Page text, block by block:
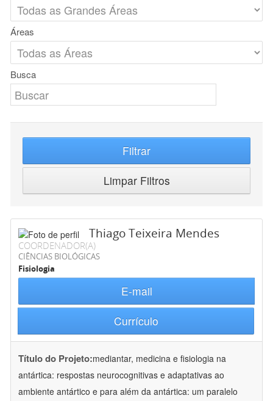
Áreas
Busca
Filtrar
Limpar Filtros
Thiago Teixeira Mendes
COORDENADOR(A)
CIÊNCIAS BIOLÓGICAS
Fisiologia
E-mail
Currículo
Título do Projeto:mediantar, medicina e fisiologia na
antártica: respostas neurocognitivas e adaptativas ao
ambiente antártico e para além da antártica: um paralelo